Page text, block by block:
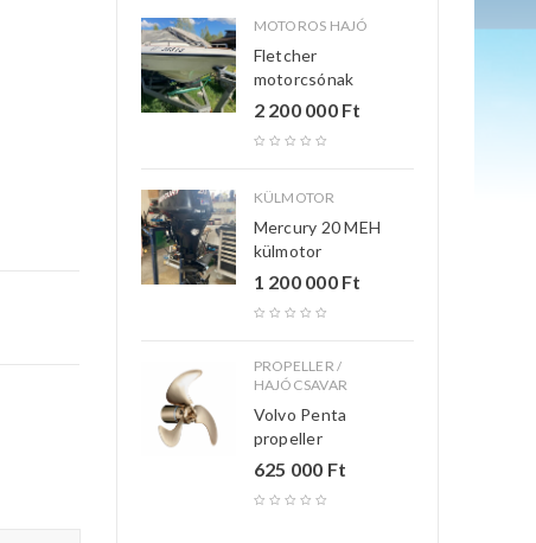
MOTOROS HAJÓ
Fletcher
motorcsónak
2 200 000 Ft
KÜLMOTOR
Mercury 20 MEH
külmotor
1 200 000 Ft
PROPELLER /
HAJÓCSAVAR
Volvo Penta
propeller
625 000 Ft